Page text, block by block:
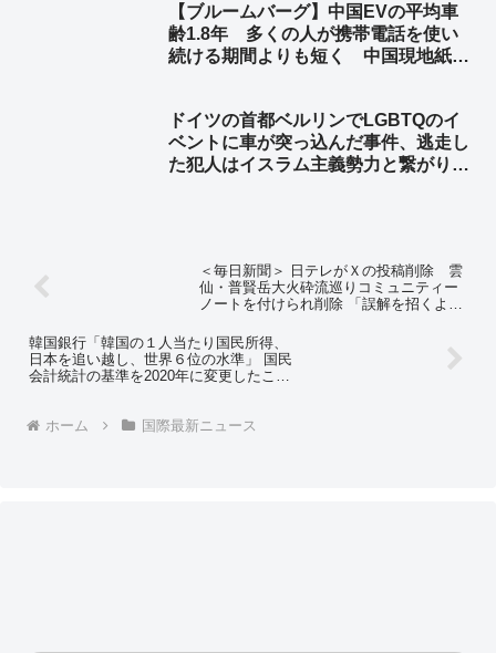
【ブルームバーグ】中国EVの平均車
齢1.8年 多くの人が携帯電話を使い
続ける期間よりも短く 中国現地紙 ➾
EV車の販売台数が多くなった理由
か」
ドイツの首都ベルリンでLGBTQのイ
ベントに車が突っ込んだ事件、逃走し
た犯人はイスラム主義勢力と繋がり
＜毎日新聞＞ 日テレがＸの投稿削除 雲
仙・普賢岳大火砕流巡りコミュニティー
ノートを付けられ削除 「誤解を招くよう
の反応「誤解を招くって？ 何がどう誤解
なの？ 私たちが誤解したの？」
韓国銀行「韓国の１人当たり国民所得、
日本を追い越し、世界６位の水準」 国民
会計統計の基準を2020年に変更したこと
文在寅政権の時代だよな？ｗ 大胆に指標
ホーム 国際最新ニュース